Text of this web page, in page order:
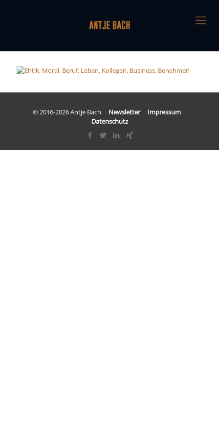
© 2016-2026 Antje Bach Newsletter
Impressum
Datenschutz